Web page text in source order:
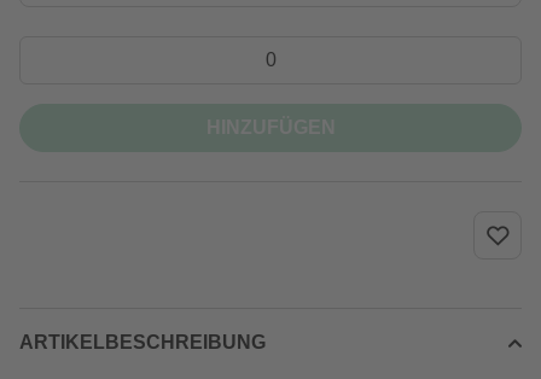
ARTIKELBESCHREIBUNG